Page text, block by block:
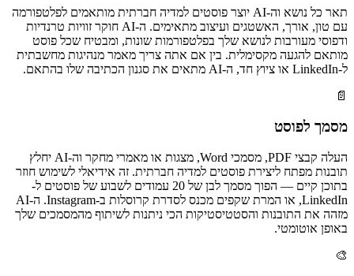
תאר כל נושא וה-AI יוצר פוסטים למדיה חברתית מותאמים לפלטפורמה
עם טון, אורך, האשטגים ועיצוב מתאימים. ה-AI חוקר זוויות טרנדיות
ודפוסי מעורבות לנושא שלך בפלטפורמות שונות, ומבטיח שכל פוסט
מותאם להגעה מקסימלית. בין אם אתה צריך מאמר מנהיגות מחשבתית
ל-LinkedIn או ציוץ חד, ה-AI מתאים את סגנון הכתיבה שלו בהתאם.
📄
מסמך לפוסט
העלה קבצי PDF, מסמכי Word, מצגות או מאמרי מחקר וה-AI יחלץ
תובנות מפתח ליצירת פוסטים למדיה חברתית. זה אידיאלי לשימוש חוזר
בתוכן קיים — הפוך מסמך לבן של 20 עמודים לשבוע של פוסטים ל-
LinkedIn, או המרת שקפים מכנס לסדרת קרוסלות ב-Instagram. ה-AI
מזהה את התובנות והסטטיסטיקות הכי ניתנות לשיתוף מהמסמכים שלך
באופן אוטומטי.
🎨